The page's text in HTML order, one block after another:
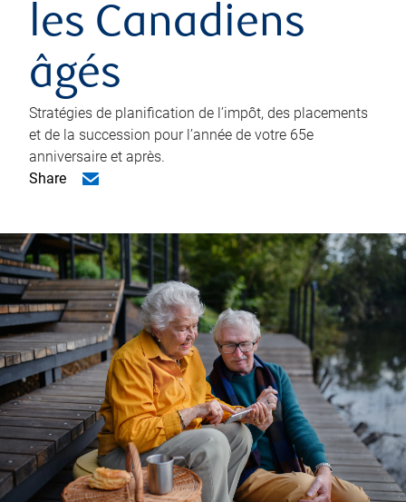
les Canadiens
âgés
Stratégies de planification de l’impôt, des placements
et de la succession pour l’année de votre 65e
anniversaire et après.
Share